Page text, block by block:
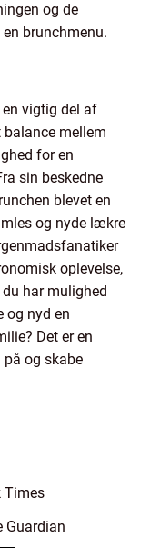
og de
brunchmenu.
vigtig del af
balance mellem
for en
sin beskedne
blevet en
og nyde lækre
oplevelse,
har mulighed
og nyd en
Det er en
og skabe
Times
Guardian